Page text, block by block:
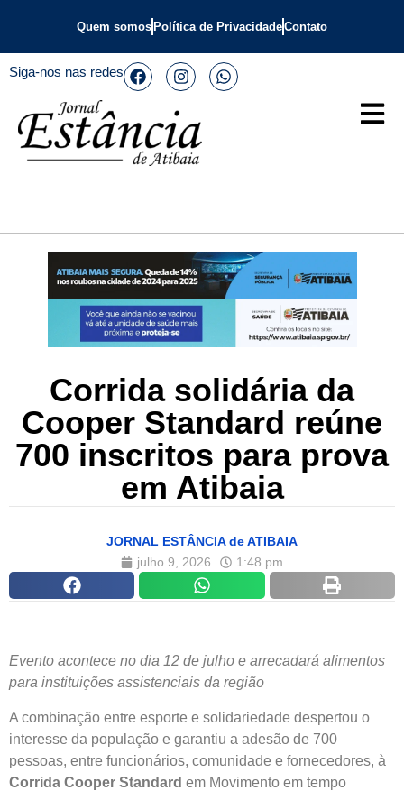
Quem somos Política de PrivacidadeContato
Siga-nos nas redes
Corrida solidária da
Cooper Standard reúne
700 inscritos para prova
em Atibaia
JORNAL ESTÂNCIA de ATIBAIA
julho 9, 2026
1:48 pm
Evento acontece no dia 12 de julho e arrecadará alimentos
para instituições assistenciais da região
A combinação entre esporte e solidariedade despertou o
interesse da população e garantiu a adesão de 700
pessoas, entre funcionários, comunidade e fornecedores, à
Corrida Cooper Standard em Movimento em tempo